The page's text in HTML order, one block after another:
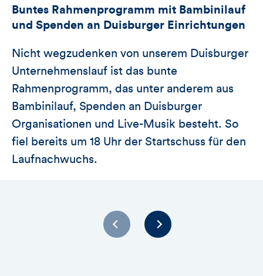
Buntes Rahmenprogramm mit Bambinilauf
und Spenden an Duisburger Einrichtungen
Nicht wegzudenken von unserem Duisburger
Unternehmenslauf ist das bunte
Rahmenprogramm, das unter anderem aus
Bambinilauf, Spenden an Duisburger
Organisationen und Live-Musik besteht. So
fiel bereits um 18 Uhr der Startschuss für den
Laufnachwuchs.